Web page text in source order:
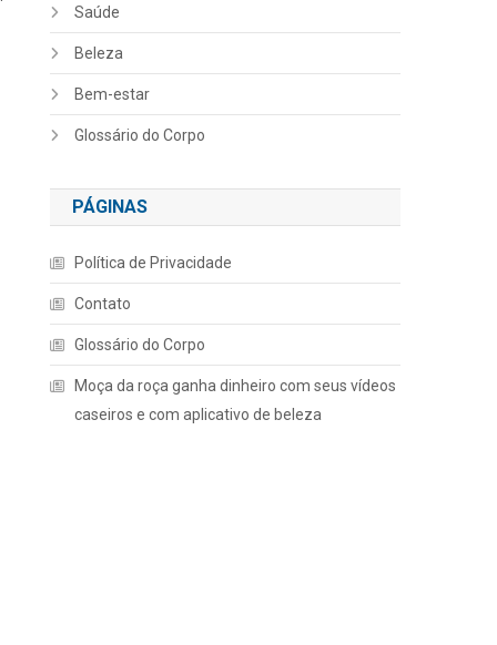
Saúde
Beleza
Bem-estar
Glossário do Corpo
PÁGINAS
Política de Privacidade
Contato
Glossário do Corpo
Moça da roça ganha dinheiro com seus vídeos
caseiros e com aplicativo de beleza